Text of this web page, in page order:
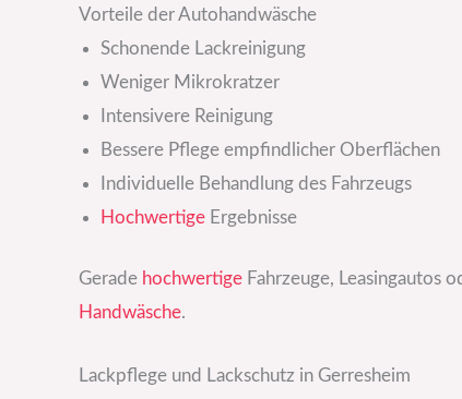
Vorteile der Autohandwäsche
Schonende Lackreinigung
Weniger Mikrokratzer
Intensivere Reinigung
Bessere Pflege empfindlicher Oberflächen
Individuelle Behandlung des Fahrzeugs
Hochwertige Ergebnisse
Gerade hochwertige Fahrzeuge, Leasingautos
Handwäsche.
Lackpflege und Lackschutz in Gerresheim